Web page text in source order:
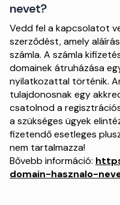
nevet?
Vedd fel a kapcsolatot
szerződést, amely
számla. A számla
domainek átruházása
nyilatkozattal történik.
tulajdonosnak egy
csatolnod a
a szükséges ügyek
fizetendő esetleges
nem tartalmazza!
Bővebb információ:
domain-hasznalo-